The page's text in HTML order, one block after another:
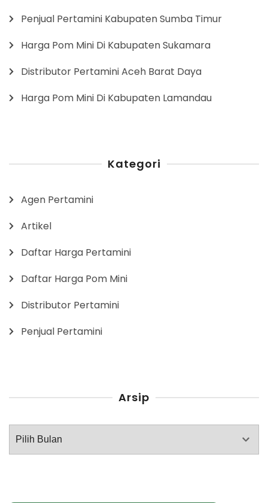
Penjual Pertamini Kabupaten Sumba Timur
Harga Pom Mini Di Kabupaten Sukamara
Distributor Pertamini Aceh Barat Daya
Harga Pom Mini Di Kabupaten Lamandau
Kategori
Agen Pertamini
Artikel
Daftar Harga Pertamini
Daftar Harga Pom Mini
Distributor Pertamini
Penjual Pertamini
Arsip
Arsip